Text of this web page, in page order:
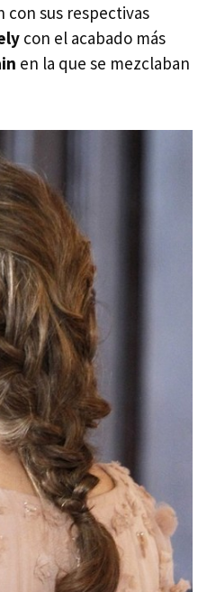
sus respectivas
con el acabado más
en la que se mezclaban